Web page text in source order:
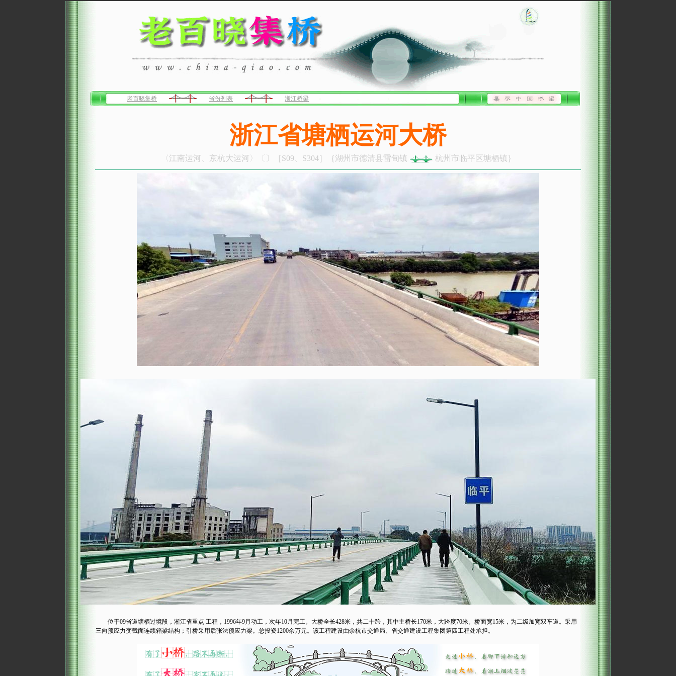
老百晓集桥 省份列表 浙江桥梁
浙江省塘栖运河大桥
〈江南运河、京杭大运河〉〔〕［S09、S304］｛湖州市德清县雷甸镇 杭州市临平区塘栖镇｝
位于09省道塘栖过境段，淅江省重点 工程，1996年9月动工，次年10月完工。大桥全长428米，共二十跨，其中主桥长170米，大跨度70米。桥面宽15米，为二级加宽双车道。采用
三向预应力变截面连续箱梁结构；引桥采用后张法预应力梁。总投资1200余万元。该工程建设由余杭市交通局、省交通建设工程集团第四工程处承担。